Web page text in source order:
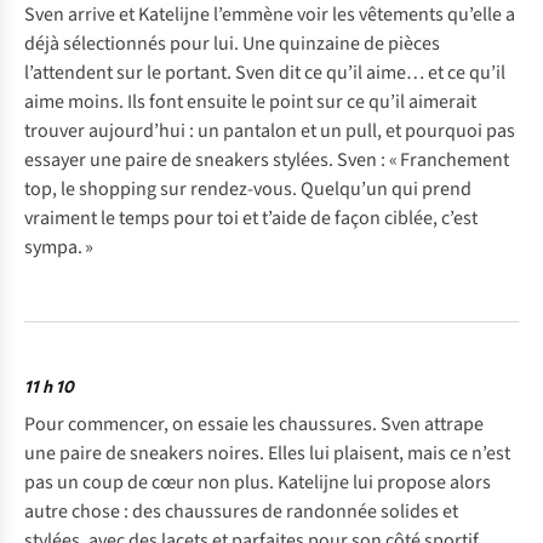
Sven arrive et Katelijne l’emmène voir les vêtements qu’elle a
déjà sélectionnés pour lui. Une quinzaine de pièces
l’attendent sur le portant. Sven dit ce qu’il aime… et ce qu’il
aime moins. Ils font ensuite le point sur ce qu’il aimerait
trouver aujourd’hui : un pantalon et un pull, et pourquoi pas
essayer une paire de sneakers stylées. Sven : « Franchement
top, le shopping sur rendez-vous. Quelqu’un qui prend
vraiment le temps pour toi et t’aide de façon ciblée, c’est
sympa. »
11 h 10
Pour commencer, on essaie les chaussures. Sven attrape
une paire de sneakers noires. Elles lui plaisent, mais ce n’est
pas un coup de cœur non plus. Katelijne lui propose alors
autre chose : des chaussures de randonnée solides et